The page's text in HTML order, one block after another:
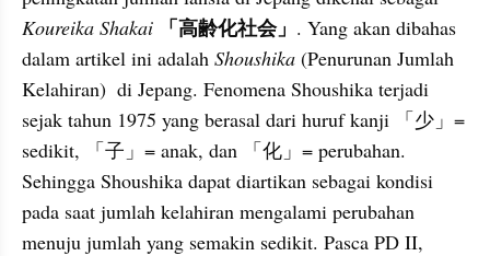
Koureika Shakai
「高齢化社会」 . Yang akan dibahas
dalam artikel ini adalah Shoushika (Penurunan Jumlah
Kelahiran)  di Jepang. Fenomena Shoushika terjadi
sejak tahun 1975 yang berasal dari huruf kanji 「少」=
sedikit, 「子」= anak, dan 「化」= perubahan.
Sehingga Shoushika dapat diartikan sebagai kondisi
pada saat jumlah kelahiran mengalami perubahan
menuju jumlah yang semakin sedikit. Pasca PD II,